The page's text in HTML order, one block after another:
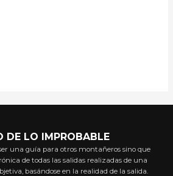
DE LO IMPROBABLE
una guía para otros montañeros sino que
de todas las salidas realizadas de una
basándose en la realidad de la salida.